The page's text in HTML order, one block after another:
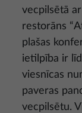
vecpilsētā
restorāns
plašas
ietilpība ir
viesnīcas
paveras
vecpilsētu.